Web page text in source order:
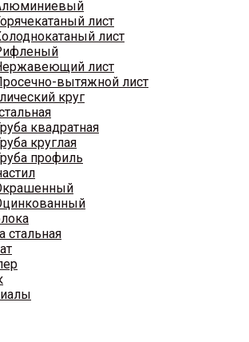
лист
лист
лист
вытяжной лист
круг
квадратная
круглая
профиль
стальная